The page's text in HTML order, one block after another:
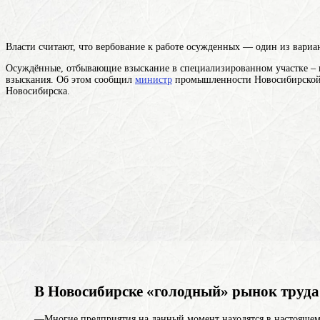
Власти считают, что вербование к работе осужденных — один из
Осуждённые, отбывающие взыскание в специализированном участке –
взыскания. Об этом сообщил министр промышленности
Новосибирска.
В Новосибирске «голодный» рынок труда